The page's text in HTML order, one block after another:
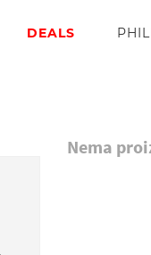
DEALS
Nema